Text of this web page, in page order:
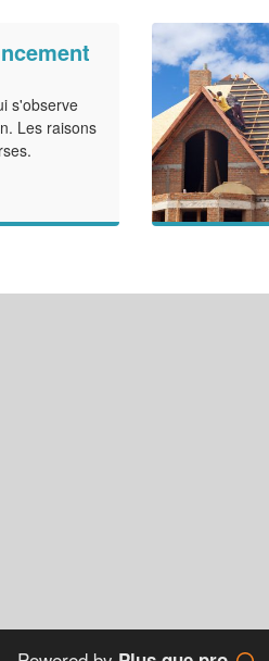
s'observe
Les raisons